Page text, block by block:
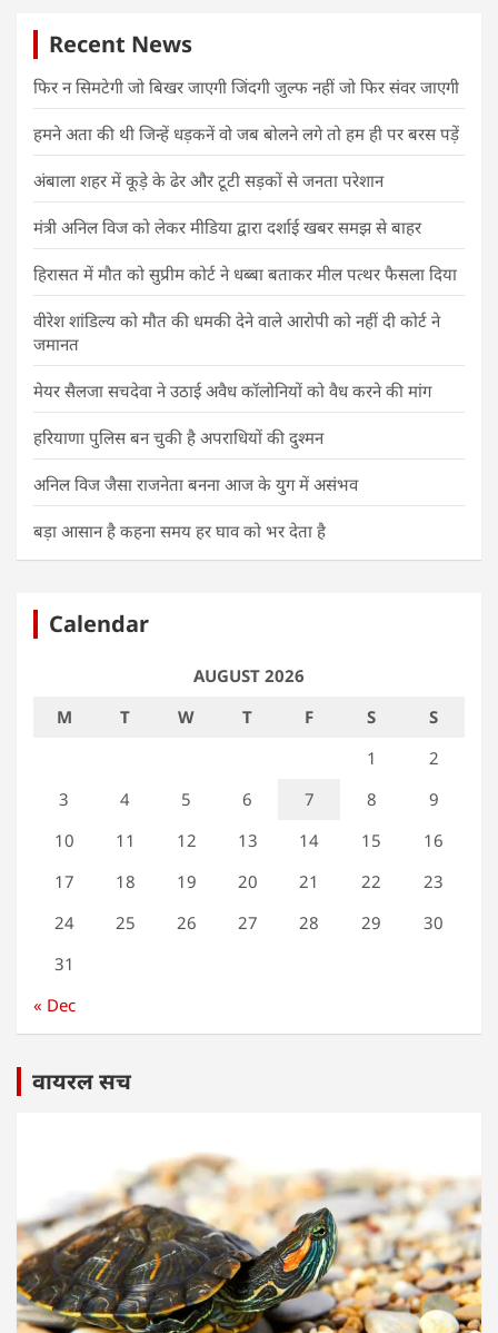
Recent News
फिर न सिमटेगी जो बिखर जाएगी जिंदगी जुल्फ नहीं जो फिर संवर जाएगी
हमने अता की थी जिन्हें धड़कनें वो जब बोलने लगे तो हम ही पर बरस पड़ें
अंबाला शहर में कूड़े के ढेर और टूटी सड़कों से जनता परेशान
मंत्री अनिल विज को लेकर मीडिया द्वारा दर्शाई खबर समझ से बाहर
हिरासत में मौत को सुप्रीम कोर्ट ने धब्बा बताकर मील पत्थर फैसला दिया
वीरेश शांडिल्य को मौत की धमकी देने वाले आरोपी को नहीं दी कोर्ट ने
जमानत
मेयर सैलजा सचदेवा ने उठाई अवैध कॉलोनियों को वैध करने की मांग
हरियाणा पुलिस बन चुकी है अपराधियों की दुश्मन
अनिल विज जैसा राजनेता बनना आज के युग में असंभव
बड़ा आसान है कहना समय हर घाव को भर देता है
Calendar
AUGUST 2026
M
T W T F S
S
1
2
3
4 5 6 7 8
9
10
11 12 13 14 15
16
17
18 19 20 21 22
23
24
25 26 27 28 29
30
31
« Dec
वायरल सच